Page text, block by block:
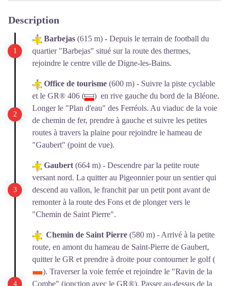
Description
Barbejas (615 m) - Depuis le terrain de football du
quartier "Barbejas" situé sur la route des thermes,
rejoindre le centre ville de Digne-les-Bains.
Office de tourisme (600 m) - Suivre la piste cyclable
et le GR® 406 (
) en rive gauche du bord de la Bléone.
Longer le "Plan d'eau" des Ferréols. Au viaduc de la voie
de chemin de fer, prendre à gauche et suivre les petites
routes à travers la plaine pour rejoindre le hameau de
"Gaubert" (point de vue).
Gaubert(664 m) - Descendre par la petite route
versant nord. La quitter au Pigeonnier pour un sentier qui
descend au vallon, le franchit par un petit pont avant de
remonter à la route des Fons et de plonger vers le
"Chemin de Saint Pierre".
Chemin de Saint Pierre (580 m) - Arrivé à la petite
route, en amont du hameau de Saint-Pierre de Gaubert,
quitter le GR et prendre à droite pour contourner le golf (
). Traverser la voie ferrée et rejoindre le "Ravin de la
Combe" (jonction avec le GR®). Passer au-dessus de la